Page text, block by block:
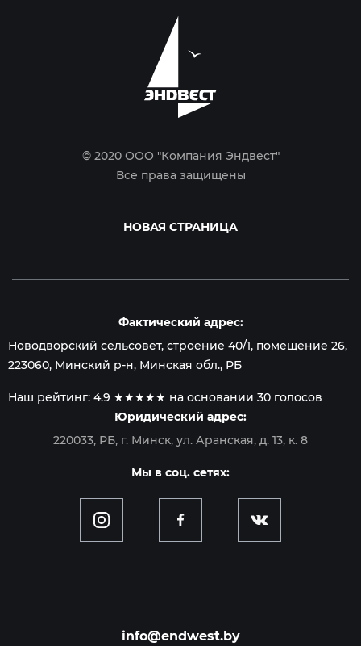
© 2020 ООО "Компания Эндвест"
Все права защищены
НОВАЯ СТРАНИЦА
Фактический адрес:
Новодворский сельсовет, строение 40/1, помещение 26,
223060, Минский р-н, Минская обл., РБ
Наш рейтинг: 4.9 ★★★★★ на основании 30 голосов
Юридический адрес:
220033, РБ, г. Минск, ул. Аранская, д. 13, к. 8
Мы в соц. сетях:
info@endwest.by